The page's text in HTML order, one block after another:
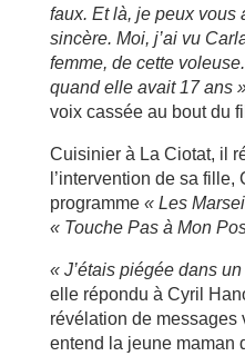
faux. Et là, je peux vous
sincère. Moi, j’ai vu
femme, de cette
quand elle avait 17 ans
voix cassée au bout du
Cuisinier à La Ciotat, il
l’intervention de sa
programme « Les
« Touche Pas à Mon
« J’étais piégée dans
elle répondu à Cyril
révélation de messages
entend la jeune maman